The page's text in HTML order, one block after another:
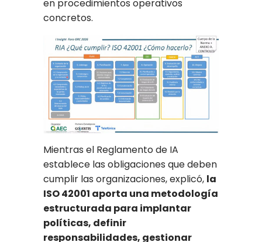
en procedimientos operativos
concretos.
Mientras el Reglamento de IA
establece las obligaciones que deben
cumplir las organizaciones, explicó, la
ISO 42001 aporta una metodología
estructurada para implantar
políticas, definir
responsabilidades, gestionar